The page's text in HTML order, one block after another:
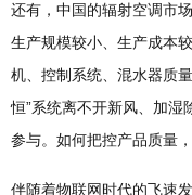
还有，中国的辐射空调市
生产规模较小、生产成本
机、控制系统、混水器质
恒”系统离不开新风、加湿
参与。如何把控产品质量
伴随着物联网时代的飞速